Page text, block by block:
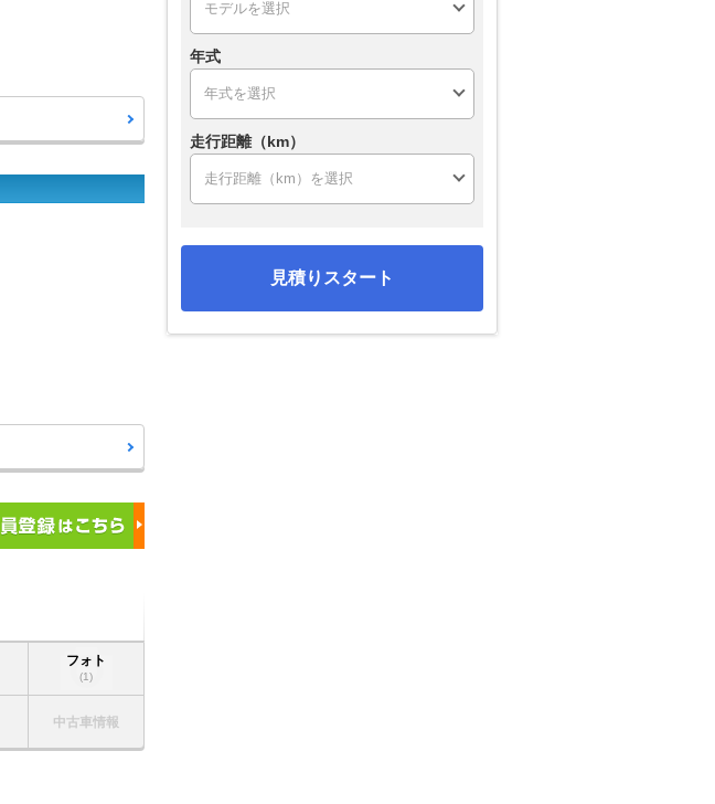
フォト
(1)
中古車情報
年式
走行距離（km）
見積りスタート